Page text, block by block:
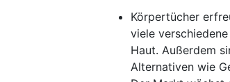
Körpertücher
viele
Haut. Außerdem
Alternativen wie